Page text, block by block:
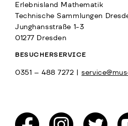
Erlebnisland Mathematik
Technische Sammlungen
Junghansstraße 1-3
01277 Dresden
BESUCHERSERVICE
0351 – 488 7272 |